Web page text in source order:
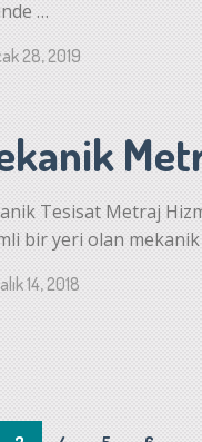
…
28, 2019
Tesisat Metraj
bir yeri olan
14, 2018